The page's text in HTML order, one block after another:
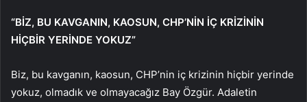
“BİZ, BU KAVGANIN, KAOSUN, CHP’NİN İÇ KRİZİNİN
HİÇBİR YERİNDE YOKUZ”
Biz, bu kavganın, kaosun, CHP’nin iç krizinin hiçbir yerinde
yokuz, olmadık ve olmayacağız Bay Özgür. Adaletin